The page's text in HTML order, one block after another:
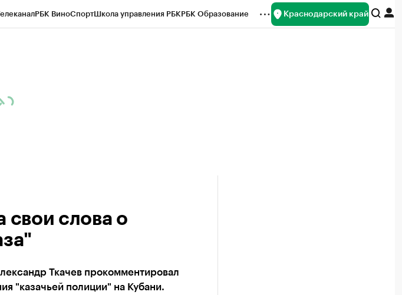
РБК ВиноСпортШкола управления РБКРБК Образование Краснодарский край
свои слова о
Ткачев прокомментировал
"казачьей полиции" на Кубани.